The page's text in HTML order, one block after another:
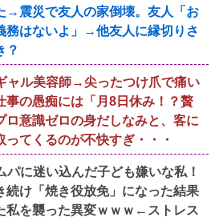
→震災で友人の家倒壊。友人「お
務はないよ」→他友人に縁切りさ
？
ャル美容師→尖ったつけ爪で痛い
事の愚痴には「月8日休み！？贅
意識ゼロの身だしなみと、客に
てくるのが不快すぎ・・・
パに迷い込んだ子ども嫌いな私！
続け「焼き役放免」になった結果
私を襲った異変ｗｗｗ←ストレス